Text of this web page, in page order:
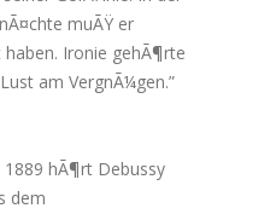
muÃŸ er
Ironie gehÃ¶rte
am VergnÃ¼gen.”
hÃ¶rt Debussy
dem